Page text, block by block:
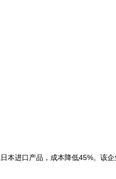
本进口产品，成本降低45%。该